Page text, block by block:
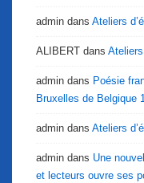
admin dans Ateliers
ALIBERT dans
admin dans Poésie
Bruxelles de Belgique
admin dans Ateliers
admin dans Une
et lecteurs ouvre ses